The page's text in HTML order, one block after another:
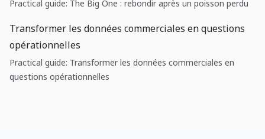
Practical guide: The Big One : rebondir après un poisson perdu
Transformer les données commerciales en questions
opérationnelles
Practical guide: Transformer les données commerciales en
questions opérationnelles